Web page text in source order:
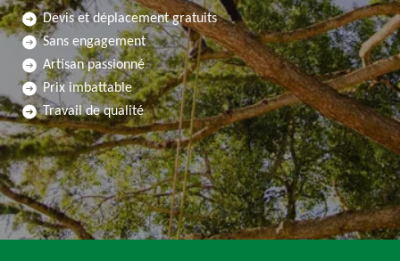
Devis et déplacement gratuits
Sans engagement
Artisan passionné
Prix imbattable
Travail de qualité